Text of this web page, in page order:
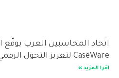
اتحاد المحاسبين العرب يوقّع
CaseWare لتعزيز التحول الرقمي في المهنة
اقرا المزيد »